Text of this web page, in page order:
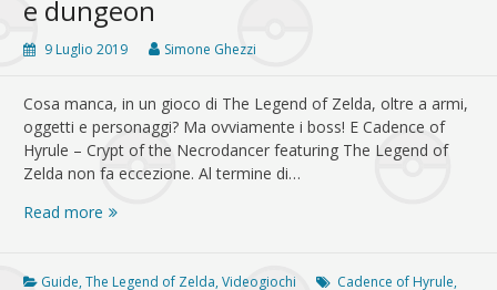
e dungeon
9 Luglio 2019 Simone Ghezzi
Cosa manca, in un gioco di The Legend of Zelda, oltre a armi,
oggetti e personaggi? Ma ovviamente i boss! E Cadence of
Hyrule – Crypt of the Necrodancer featuring The Legend of
Zelda non fa eccezione. Al termine di…
Read more Cadence
guida
Guide,The Legend of Zelda,Videogiochi Cadence of Hyrule,